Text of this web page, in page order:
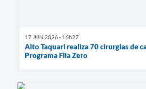
17 JUN 2026 - 16h27
Alto Taquari realiza 70 cirurgias de
Programa Fila Zero